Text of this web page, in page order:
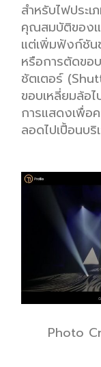
สำหรับไฟประเ
คณสมบัติของ
แต่เพิ่มฟังก์ชัน
หรือการตัดขอ
ชัตเตอร์ (
ขอบเหลี่ยมล้อไ
การแสดงเพื่อ
ลอดไปเปอนบริเ
Photo C